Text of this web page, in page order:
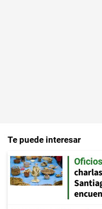
Te puede interesar